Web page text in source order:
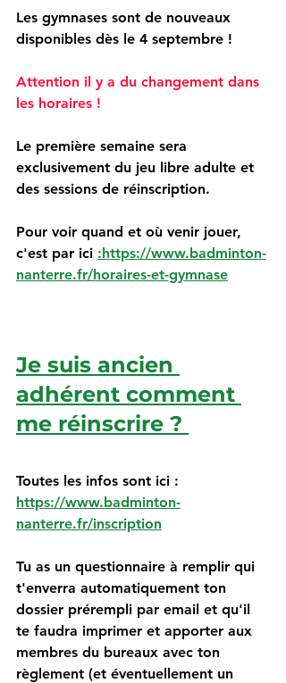
Les gymnases sont de nouveaux
disponibles dès le 4 septembre !
Attention il y a du changement dans
les horaires !
Le première semaine sera
exclusivement du jeu libre adulte et
des sessions de réinscription.
Pour voir quand et où venir jouer,
c'est par ici :https://www.badminton-
nanterre.fr/horaires-et-gymnase
Je suis ancien
adhérent comment
me réinscrire ?
Toutes les infos sont ici :
https://www.badminton-
nanterre.fr/inscription
Tu as un questionnaire à remplir qui
t'enverra automatiquement ton
dossier prérempli par email et qu'il
te faudra imprimer et apporter aux
membres du bureaux avec ton
règlement (et éventuellement un